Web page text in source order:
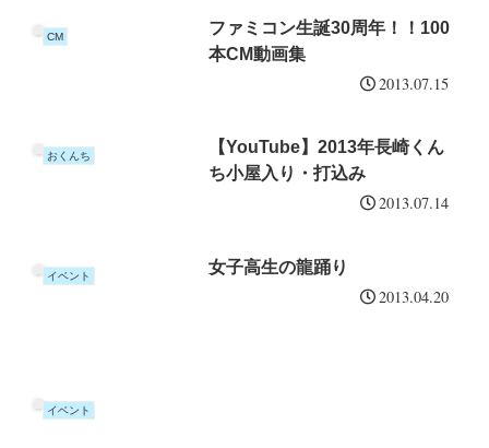
CM
ファミコン生誕30周年！！100
本CM動画集
2013.07.15
おくんち
【YouTube】2013年長崎くん
ち小屋入り・打込み
2013.07.14
イベント 女子高生の龍踊り
2013.04.20
イベント